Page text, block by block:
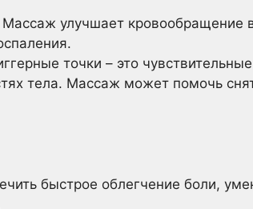
Массаж улучшает кровообращение
точки – это
тела. Массаж может помочь
быстрое облегчение боли,